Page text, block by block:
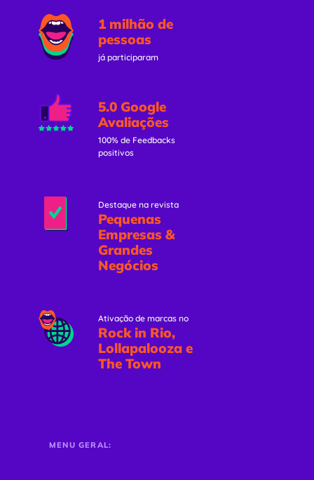
1 milhão de
pessoas
já participaram
5.0 Google
Avaliações
100% de Feedbacks
positivos
Destaque na revista
Pequenas
Empresas &
Grandes
Negócios
Ativação de marcas no
Rock in Rio,
Lollapalooza e
The Town
MENU GERAL: